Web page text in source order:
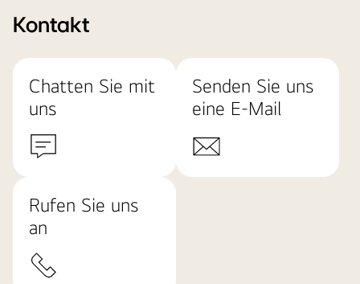
Kontakt
Chatten Sie mit
uns
Senden Sie uns
eine E-Mail
Rufen Sie uns
an